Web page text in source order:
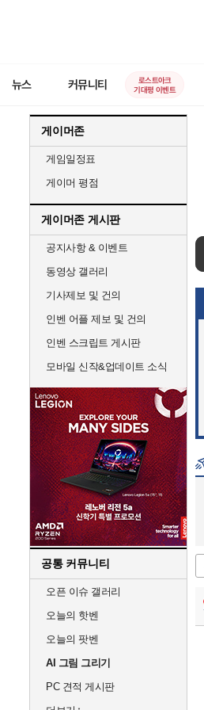
뉴스 커뮤니티
로스트아크
기대평 이벤트
게이머존
게임일정표
게이머 평점
게이머존 게시판
공지사항 & 이벤트
동영상 갤러리
기사제보 및 건의
인벤 어플 제보 및 건의
인벤 스크립트 게시판
모바일 신작&업데이트 소식
공통 커뮤니티
오픈 이슈 갤러리
오늘의 핫벤
오늘의 팟벤
AI 그림 그리기
PC 견적 게시판